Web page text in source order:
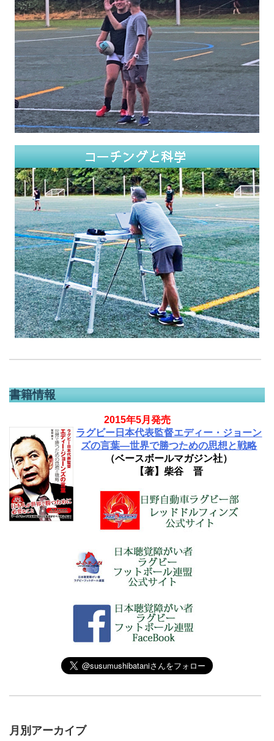
書籍情報
2015年5月発売
ラグビー日本代表監督エディー・ジョーン
ズの言葉―世界で勝つための思想と戦略
（ベースボールマガジン社）
【著】柴谷 晋
月別アーカイブ